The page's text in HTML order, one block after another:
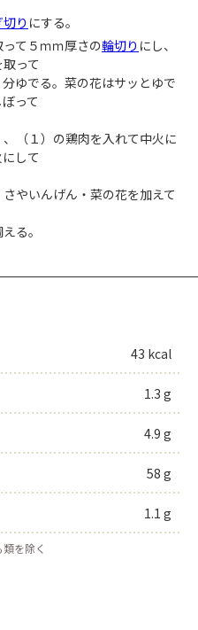
り にする。
て５ｍｍ厚さの輪切り にし、
って
ゆでる。菜の花はサッとゆで
って
（１）の鶏肉を入れて中火に
して
さやいんげん・菜の花を加えて
る。
43 kcal
1.3 g
4.9 g
58 g
1.1 g
を除く